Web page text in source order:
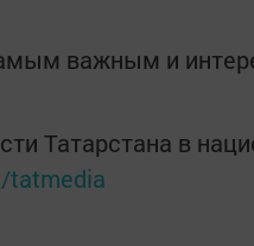
важным и
Татарстана в
tatmedia